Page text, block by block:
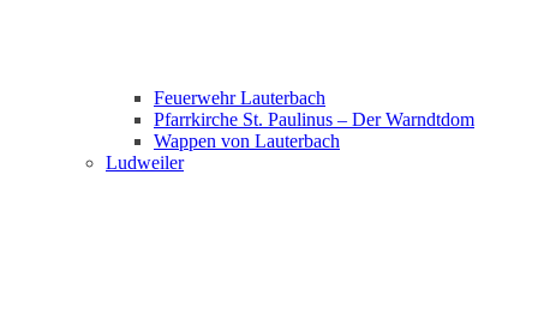
Feuerwehr Lauterbach
Pfarrkirche St. Paulinus – Der Warndtdom
Wappen von Lauterbach
Ludweiler